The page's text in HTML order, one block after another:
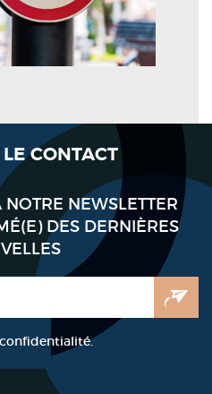
CONTACT
NEWSLETTER
DES DERNIÈRES